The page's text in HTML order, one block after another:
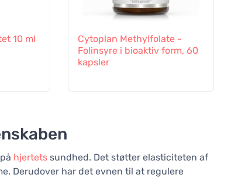
10 ml
Cytoplan Methylfolate -
Folinsyre i bioaktiv form, 60
kapsler
hjertets sundhed. Det støtter elasticiteten af
Derudover har det evnen til at regulere